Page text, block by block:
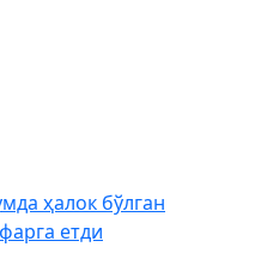
ҳалок бўлган
етди